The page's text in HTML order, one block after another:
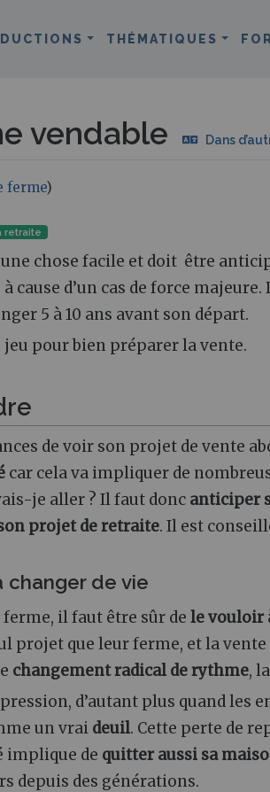
THÉMATIQUES
vendable Dans
ferme)
retraite
chose facile et doit être
cause d’un cas de force majeure.
5 à 10 ans avant son départ.
pour bien préparer la vente.
de voir son projet de vente
car cela va impliquer de
je aller ? Il faut donc anticiper
projet de retraite. Il est
changer de vie
il faut être sûr de le vouloir
projet que leur ferme, et la
changement radical de rythme,
d’autant plus quand les
un vrai deuil. Cette perte de
implique de quitter aussi sa
depuis des générations.